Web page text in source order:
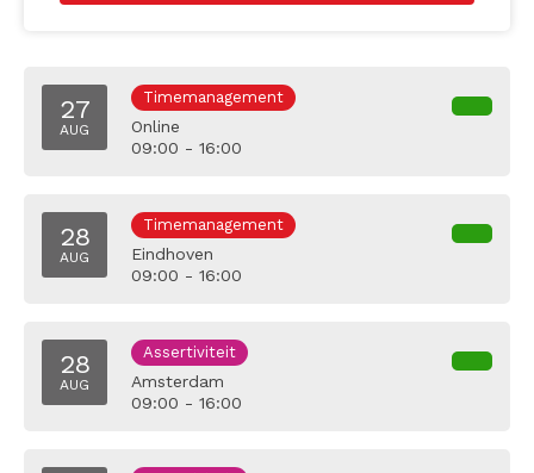
27
AUG
Timemanagement
Online
09:00 - 16:00
28
AUG
Timemanagement
Eindhoven
09:00 - 16:00
28
AUG
Assertiviteit
Amsterdam
09:00 - 16:00